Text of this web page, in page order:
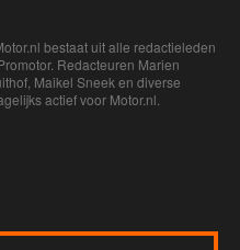
bestaat uit alle redactieleden
Redacteuren Marien
Maikel Sneek en diverse
actief voor Motor.nl.